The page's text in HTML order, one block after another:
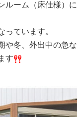
ルーム（床仕様）
っています。
冬、外出中の急
す